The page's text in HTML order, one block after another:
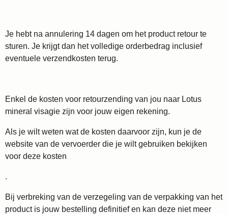
​Je hebt na annulering 14 dagen om het product retour te
sturen. Je krijgt dan het volledige orderbedrag inclusief
eventuele verzendkosten terug.
Enkel de kosten voor retourzending van jou naar Lotus
mineral visagie zijn voor jouw eigen rekening.
Als je wilt weten wat de kosten daarvoor zijn, kun je de
website van de vervoerder die je wilt gebruiken bekijken
voor deze kosten
.
Bij verbreking van de verzegeling van de verpakking van het
product is jouw bestelling definitief en kan deze niet meer